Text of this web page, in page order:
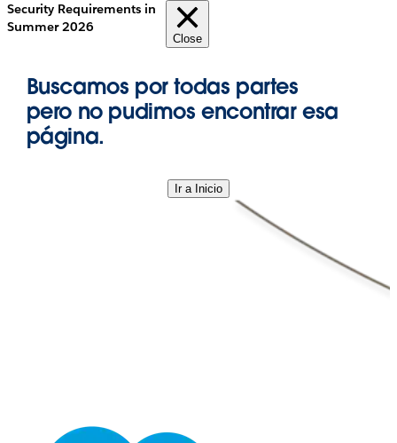
Security Requirements in
Summer 2026
Close
Buscamos por todas partes
pero no pudimos encontrar esa
página.
Ir a Inicio